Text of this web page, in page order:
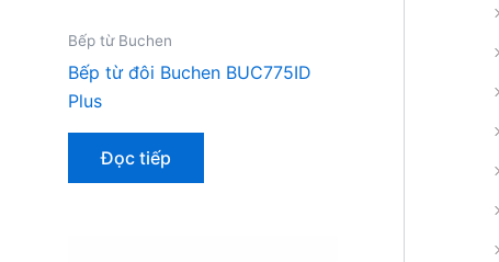
Bếp từ Buchen
Bếp từ đôi Buchen BUC775ID
Plus
Đọc tiếp